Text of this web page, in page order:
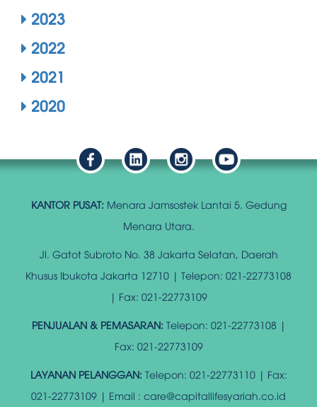
2023
2022
2021
2020
KANTOR PUSAT: Menara Jamsostek Lantai 5. Gedung
Menara Utara.
Jl. Gatot Subroto No. 38 Jakarta Selatan, Daerah
Khusus Ibukota Jakarta 12710 | Telepon: 021-22773108
| Fax: 021-22773109
PENJUALAN & PEMASARAN: Telepon: 021-22773108 |
Fax: 021-22773109
LAYANAN PELANGGAN: Telepon: 021-22773110 | Fax:
021-22773109 | Email : care@capitallifesyariah.co.id